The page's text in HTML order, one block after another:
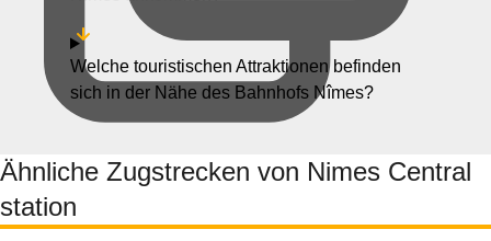
Welche touristischen Attraktionen befinden
sich in der Nähe des Bahnhofs Nîmes?
Ähnliche Zugstrecken von Nimes Central
station